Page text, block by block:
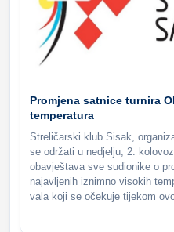
Promjena satnice turnira
temperatura
Streličarski klub Sisak,
se održati u nedjelju, 2.
obavještava sve sudionike o
najavljenih iznimno visokih
vala koji se očekuje tijekom